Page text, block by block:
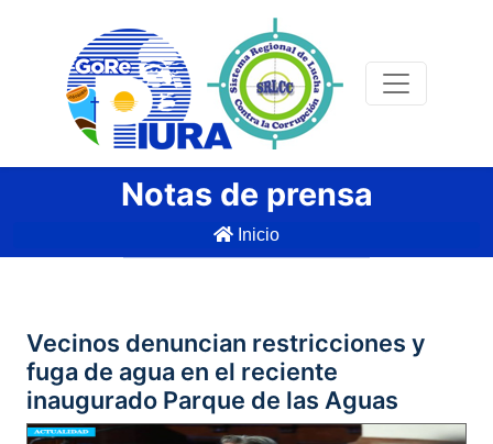
Notas de prensa
Inicio
Vecinos denuncian restricciones y
fuga de agua en el reciente
inaugurado Parque de las Aguas